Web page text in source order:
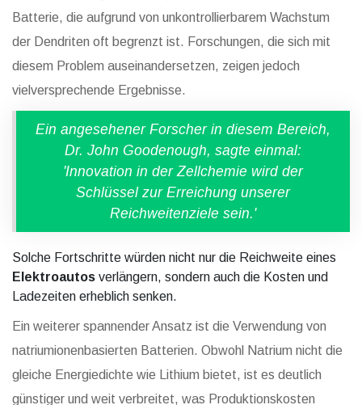
Batterie, die aufgrund von unkontrollierbarem Wachstum
der Dendriten oft begrenzt ist. Forschungen, die sich mit
diesem Problem auseinandersetzen, zeigen jedoch
vielversprechende Ergebnisse.
Ein angesehener Forscher in diesem Bereich,
Dr. John Goodenough, sagte einmal:
'Innovation in der Zellchemie wird der
Schlüssel zur Erreichung unserer
Reichweitenziele sein.'
Solche Fortschritte würden nicht nur die Reichweite eines
Elektroautos verlängern, sondern auch die Kosten und
Ladezeiten erheblich senken.
Ein weiterer spannender Ansatz ist die Verwendung von
natriumionenbasierten Batterien. Obwohl Natrium nicht die
gleiche Energiedichte wie Lithium bietet, ist es deutlich
günstiger und weit verbreitet, was Produktionskosten